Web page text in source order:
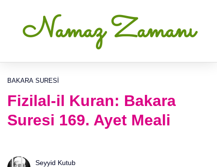
Namaz Zamanı
BAKARA SURESI
Fizilal-il Kuran: Bakara
Suresi 169. Ayet Meali
Seyyid Kutub